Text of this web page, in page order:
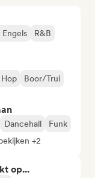
R&B
Boor/Trui
Dancehall
Funk
+2
op...